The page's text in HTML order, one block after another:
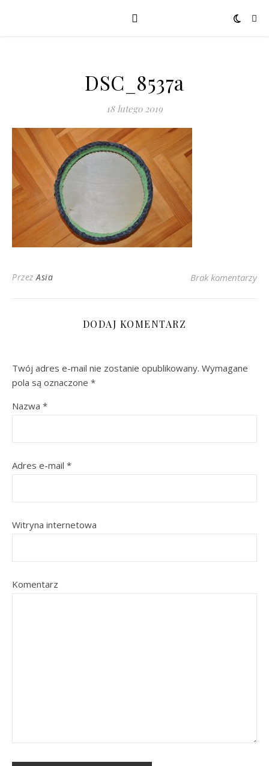
DSC_8537a
18 lutego 2019
PrzezAsia Brak komentarzy
DODAJ KOMENTARZ
Twój adres e-mail nie zostanie opublikowany. Wymagane
pola są oznaczone *
Nazwa *
Adres e-mail *
Witryna internetowa
Komentarz